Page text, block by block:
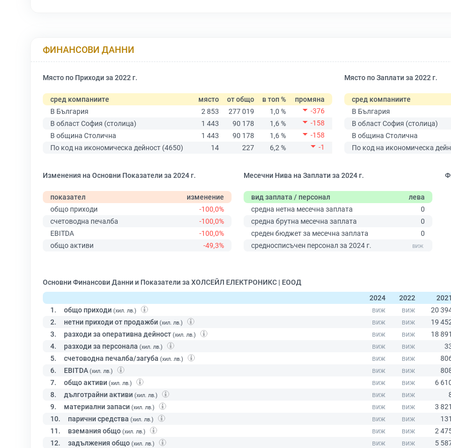
ФИНАНСОВИ ДАННИ
Място по Приходи за 2022 г.
сред компаниите място от общо в топ %
промяна
В България
2 853 277 019 1,0 %
-376
В област София (столица)
1 443 90 178 1,6 %
-158
В община Столична
1 443 90 178 1,6 %
-158
По код на икономическа дейност (4650)
14 227 6,2 % -1
Място по Заплати за 2022 г.
сред компаниите
В България
В област София (столица)
В община Столична
По код на икономическа
Изменения на Основни Показатели за 2024 г.
показател
изменение
общо приходи
-100,0%
счетоводна печалба
-100,0%
EBITDA
-100,0%
общо активи
-49,3%
Месечни Нива на Заплати за 2024 г.
вид заплата / персонал
лева
средна нетна месечна заплата
0
средна брутна месечна заплата
0
среден бюджет за месечна заплата
0
средносписъчен персонал за 2024 г.
Основни Финансови Данни и Показатели за ХОЛСЕЙЛ ЕЛЕКТРОНИКС | ЕООД
2024
2022
1.
общо приходи (хил. лв.)
2. нетни приходи от продажби (хил. лв.)
3. разходи за оперативна дейност (хил. лв.)
4. разходи за персонала (хил. лв.)
5. счетоводна печалба/загуба (хил. лв.)
6. EBITDA (хил. лв.)
7. общо активи (хил. лв.)
8. дълготрайни активи (хил. лв.)
9. материални запаси (хил. лв.)
10. парични средства (хил. лв.)
11. вземания общо (хил. лв.)
12. задължения общо (хил. лв.)